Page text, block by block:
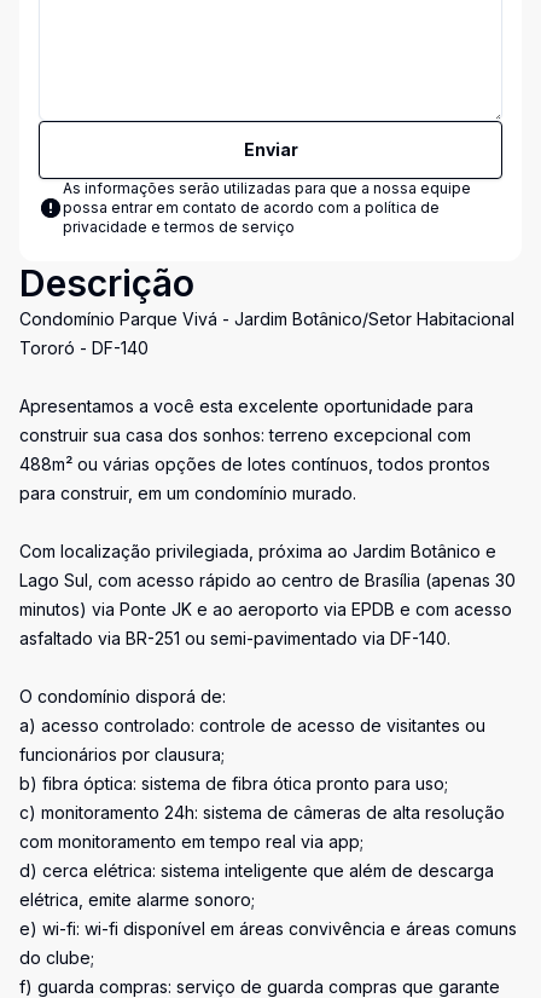
Enviar
As informações serão utilizadas para que a nossa equipe
possa entrar em contato de acordo com a política de
privacidade e termos de serviço
Descrição
Condomínio Parque Vivá - Jardim Botânico/Setor Habitacional
Tororó - DF-140
Apresentamos a você esta excelente oportunidade para
construir sua casa dos sonhos: terreno excepcional com
488m² ou várias opções de lotes contínuos, todos prontos
para construir, em um condomínio murado.
Com localização privilegiada, próxima ao Jardim Botânico e
Lago Sul, com acesso rápido ao centro de Brasília (apenas 30
minutos) via Ponte JK e ao aeroporto via EPDB e com acesso
asfaltado via BR-251 ou semi-pavimentado via DF-140.
O condomínio disporá de:
a) acesso controlado: controle de acesso de visitantes ou
funcionários por clausura;
b) fibra óptica: sistema de fibra ótica pronto para uso;
c) monitoramento 24h: sistema de câmeras de alta resolução
com monitoramento em tempo real via app;
d) cerca elétrica: sistema inteligente que além de descarga
elétrica, emite alarme sonoro;
e) wi-fi: wi-fi disponível em áreas convivência e áreas comuns
do clube;
f) guarda compras: serviço de guarda compras que garante